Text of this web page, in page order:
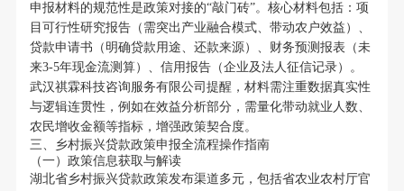
申报材料的规范性是政策对接的“敲门砖”。核心材料包括：项
目可行性研究报告（需突出产业融合模式、带动农户效益）、
贷款申请书（明确贷款用途、还款来源）、财务预测报表（未
来3-5年现金流测算）、信用报告（企业及法人征信记录）。
武汉祺霖科技咨询服务有限公司提醒，材料需注重数据真实性
与逻辑连贯性，例如在效益分析部分，需量化带动就业人数、
农民增收金额等指标，增强政策契合度。
三、乡村振兴贷款政策申报全流程操作指南
（一）政策信息获取与解读
湖北省乡村振兴贷款政策发布渠道多元，包括省农业农村厅官